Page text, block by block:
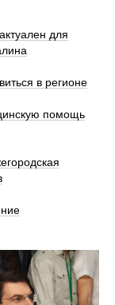
для
в регионе
помощь